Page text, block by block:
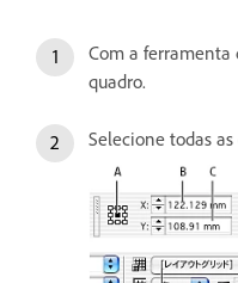
Com a ferramenta
quadro.
Selecione todas